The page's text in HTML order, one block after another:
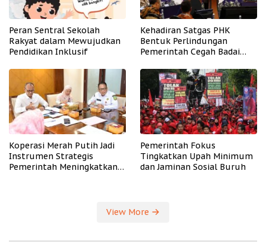
Peran Sentral Sekolah
Rakyat dalam Mewujudkan
Pendidikan Inklusif
Kehadiran Satgas PHK
Bentuk Perlindungan
Pemerintah Cegah Badai
Koperasi Merah Putih Jadi
Instrumen Strategis
Pemerintah Meningkatkan
Pemerintah Fokus
Tingkatkan Upah Minimum
dan Jaminan Sosial Buruh
View More